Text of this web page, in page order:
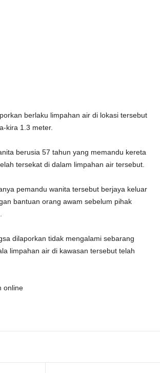
berlaku limpahan air di lokasi tersebut
kira 1.3 meter.
berusia 57 tahun yang memandu kereta
tersekat di dalam limpahan air tersebut.
pemandu wanita tersebut berjaya keluar
bantuan orang awam sebelum pihak
dilaporkan tidak mengalami sebarang
limpahan air di kawasan tersebut telah
online